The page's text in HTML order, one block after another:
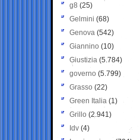
g8 (25)
Gelmini (68)
Genova (542)
Giannino (10)
Giustizia (5.784)
governo (5.799)
Grasso (22)
Green Italia (1)
Grillo (2.941)
Idv (4)